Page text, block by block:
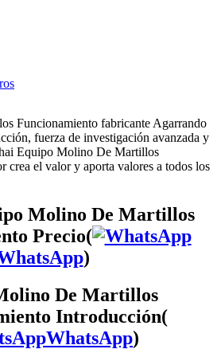
Funcionamiento fabricante Agarrando
fuerza de investigación avanzada y
Equipo Molino De Martillos
crea el valor y aporta valores a todos los
Molino De Martillos
Precio(
)
De Martillos
Introducción(
WhatsApp)